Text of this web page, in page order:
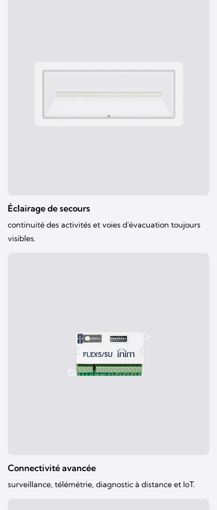
Éclairage de secours
continuité des activités et voies d'évacuation toujours
visibles.
Connectivité avancée
surveillance, télémétrie, diagnostic à distance et IoT.